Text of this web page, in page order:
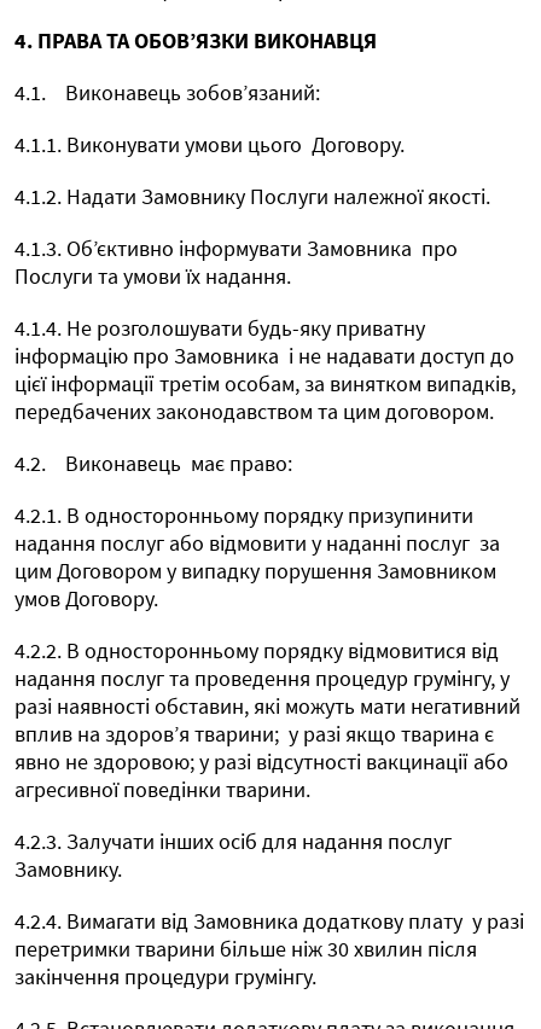
4. ПРАВА ТА ОБОВ’ЯЗКИ ВИКОНАВЦЯ
4.1.
Виконавець зобов’язаний:
4.1.1. Виконувати умови цього Договору.
4.1.2. Надати Замовнику Послуги належної якості.
4.1.3. Об’єктивно інформувати Замовника про
Послуги та умови їх надання.
4.1.4. Не розголошувати будь-яку приватну
інформацію про Замовника і не надавати доступ до
цієї інформації третім особам, за винятком випадків,
передбачених законодавством та цим договором.
4.2.
Виконавець має право:
4.2.1. В односторонньому порядку призупинити
надання послуг або відмовити у наданні послуг за
цим Договором у випадку порушення Замовником
умов Договору.
4.2.2. В односторонньому порядку відмовитися від
надання послуг та проведення процедур грумінгу, у
разі наявності обставин, які можуть мати негативний
вплив на здоров’я тварини; у разі якщо тварина є
явно не здоровою; у разі відсутності вакцинації або
агресивної поведінки тварини.
4.2.3. Залучати інших осіб для надання послуг
Замовнику.
4.2.4. Вимагати від Замовника додаткову плату у разі
перетримки тварини більше ніж 30 хвилин після
закінчення процедури грумінгу.